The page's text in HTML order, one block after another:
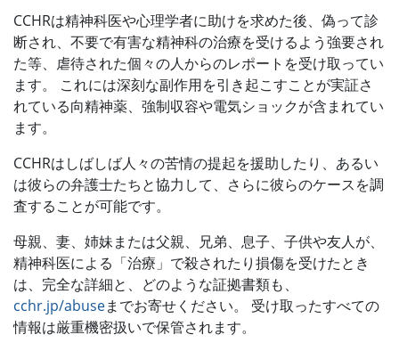
CCHRは精神科医や心理学者に助けを求めた後、偽って診
断され、不要で有害な精神科の治療を受けるよう強要され
た等、虐待された個々の人からのレポートを受け取ってい
ます。 これには深刻な副作用を引き起こすことが実証さ
れている向精神薬、強制収容や電気ショックが含まれてい
ます。
CCHRはしばしば人々の苦情の提起を援助したり、あるい
は彼らの弁護士たちと協力して、さらに彼らのケースを調
査することが可能です。
母親、妻、姉妹または父親、兄弟、息子、子供や友人が、
精神科医による「治療」で殺されたり損傷を受けたとき
は、完全な詳細と、どのような証拠書類も、
cchr.jp/abuseまでお寄せください。 受け取ったすべての
情報は厳重機密扱いで保管されます。